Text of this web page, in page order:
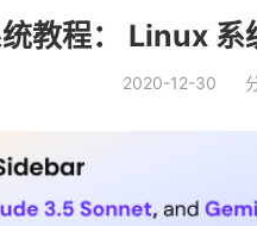
教程： Linux
2020-12-30